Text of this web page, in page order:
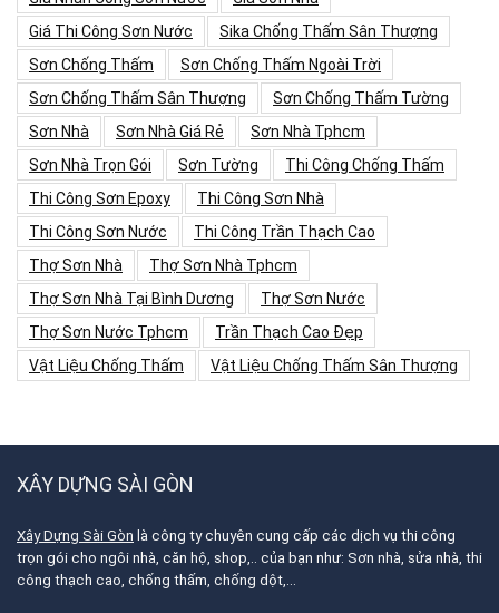
Giá Thi Công Sơn Nước
Sika Chống Thấm Sân Thượng
Sơn Chống Thấm
Sơn Chống Thấm Ngoài Trời
Sơn Chống Thấm Sân Thượng
Sơn Chống Thấm Tường
Sơn Nhà
Sơn Nhà Giá Rẻ
Sơn Nhà Tphcm
Sơn Nhà Trọn Gói
Sơn Tường
Thi Công Chống Thấm
Thi Công Sơn Epoxy
Thi Công Sơn Nhà
Thi Công Sơn Nước
Thi Công Trần Thạch Cao
Thợ Sơn Nhà
Thợ Sơn Nhà Tphcm
Thợ Sơn Nhà Tại Bình Dương
Thợ Sơn Nước
Thợ Sơn Nước Tphcm
Trần Thạch Cao Đẹp
Vật Liệu Chống Thấm
Vật Liệu Chống Thấm Sân Thượng
XÂY DỰNG SÀI GÒN
Xây Dựng Sài Gòn là công ty chuyên cung cấp các dịch vụ thi công
trọn gói cho ngôi nhà, căn hộ, shop,.. của bạn như: Sơn nhà, sửa nhà, thi
công thạch cao, chống thấm, chống dột,…